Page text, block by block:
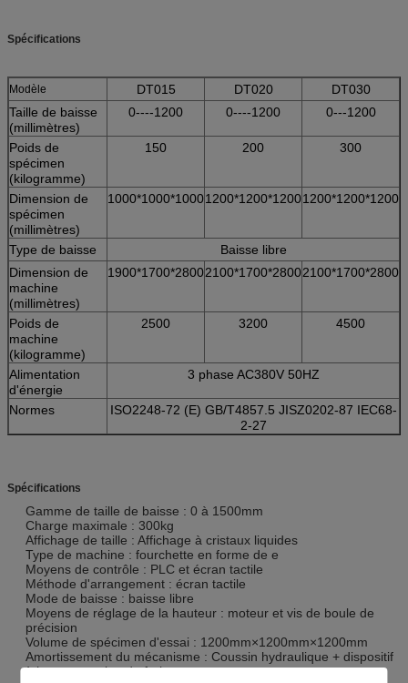
Spécifications
Modèle DT015 DT020
DT030
Taille de baisse
(millimètres)
0----1200 0----1200 0---1200
Poids de
spécimen
(kilogramme)
150 200 300
Dimension de
spécimen
(millimètres)
1000*1000*10001200*1200*12001200*1200*1200
Type de baisse
Baisse libre
Dimension de
machine
(millimètres)
1900*1700*28002100*1700*28002100*1700*2800
Poids de
machine
(kilogramme)
2500 3200 4500
Alimentation
d'énergie
3 phase AC380V 50HZ
Normes
ISO2248-72 (E) GB/T4857.5 JISZ0202-87 IEC68-
2-27
Spécifications
Gamme de taille de baisse : 0 à 1500mm
Charge maximale : 300kg
Affichage de taille : Affichage à cristaux liquides
Type de machine : fourchette en forme de e
Moyens de contrôle : PLC et écran tactile
Méthode d'arrangement : écran tactile
Mode de baisse : baisse libre
Moyens de réglage de la hauteur : moteur et vis de boule de
précision
Volume de spécimen d'essai : 1200mm×1200mm×1200mm
Amortissement du mécanisme : Coussin hydraulique + dispositif
à haute pression de frein